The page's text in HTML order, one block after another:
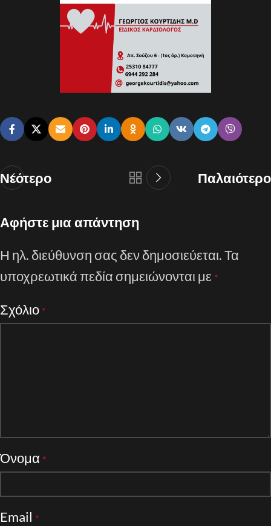
Νεότερο Παλαιότερο
Αφήστε μια απάντηση
Η ηλ. διεύθυνση σας δεν δημοσιεύεται.Τα
υποχρεωτικά πεδία σημειώνονται με *
Σχόλιο *
Όνομα *
Email *